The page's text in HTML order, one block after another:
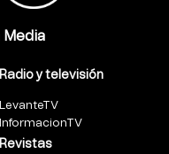
Media
Radio y televisión
LevanteTV
InformacionTV
Revistas